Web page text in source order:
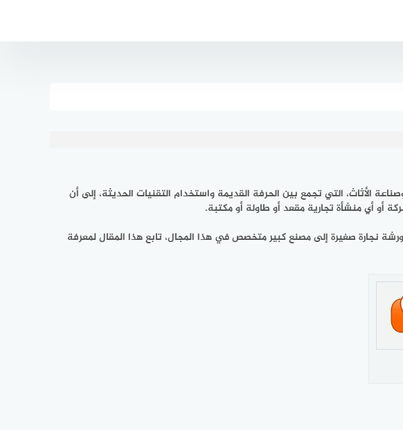
الأثاث، التي تجمع بين الحرفة القديمة واستخدام التقنيات الحديثة، إلى أن
أو أي منشأة تجارية مقعد أو طاولة أو مكتبة.
ورشة نجارة صغيرة إلى مصنع كبير متخصص في هذا المجال، تابع هذا المقال لمعرفة